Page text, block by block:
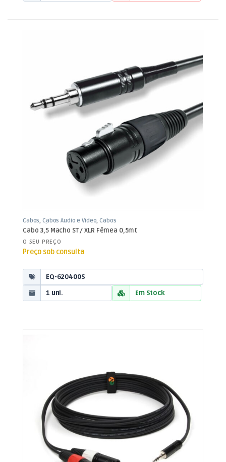
Cabos,Cabos Áudio e Vídeo,Cabos
XLR / Jack 3,5mm
Cabo 3,5 Macho ST / XLR Fêmea 0,5mt
O SEU PREÇO
Preço sob consulta
EQ-620400S
1 uni.
Em Stock